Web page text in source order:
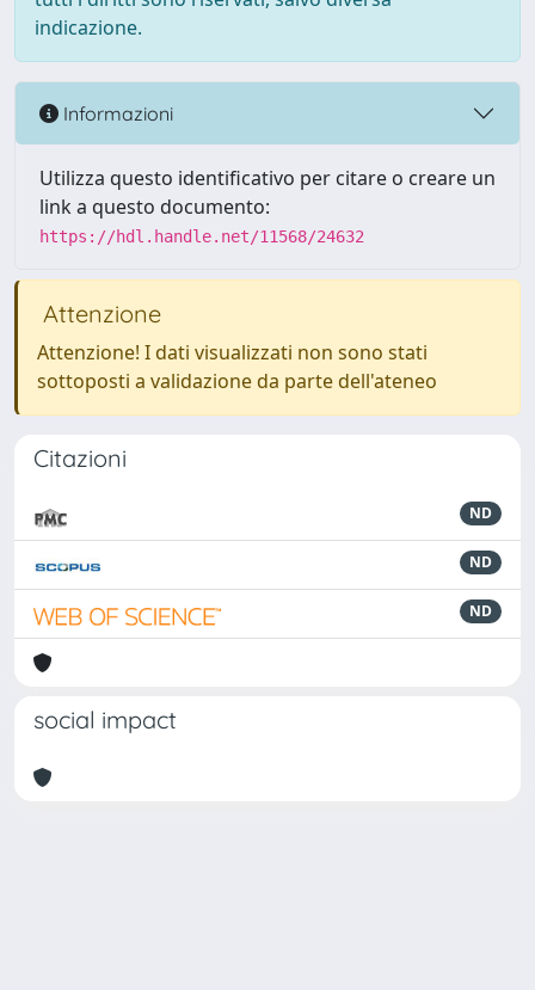
indicazione.
Informazioni
Utilizza questo identificativo per citare o creare un
link a questo documento:
https://hdl.handle.net/11568/24632
Attenzione
Attenzione! I dati visualizzati non sono stati
sottoposti a validazione da parte dell'ateneo
Citazioni
ND
ND
ND
social impact